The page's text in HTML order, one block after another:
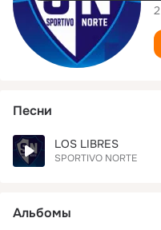
Песни
LOS LIBRES
SPORTIVO NORTE
Альбомы